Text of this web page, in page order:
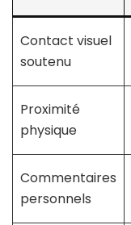
Contact visuel
soutenu
Proximité
physique
Commentaires
personnels